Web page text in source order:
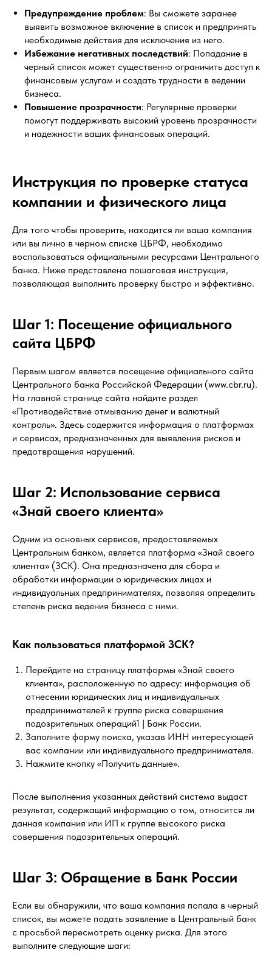
Предупреждение проблем: Вы сможете заранее
выявить возможное включение в список и предпринять
необходимые действия для исключения из него.
Избежание негативных последствий: Попадание в
черный список может существенно ограничить доступ к
финансовым услугам и создать трудности в ведении
бизнеса.
Повышение прозрачности: Регулярные проверки
помогут поддерживать высокий уровень прозрачности
и надежности ваших финансовых операций.
Инструкция по проверке статуса
компании и физического лица
Для того чтобы проверить, находится ли ваша компания
или вы лично в черном списке ЦБРФ, необходимо
воспользоваться официальными ресурсами Центрального
банка. Ниже представлена пошаговая инструкция,
позволяющая выполнить проверку быстро и эффективно.
Шаг 1: Посещение официального
сайта ЦБРФ
Первым шагом является посещение официального сайта
Центрального банка Российской Федерации (www.cbr.ru).
На главной странице сайта найдите раздел
«Противодействие отмыванию денег и валютный
контроль». Здесь содержится информация о платформах
и сервисах, предназначенных для выявления рисков и
предотвращения нарушений.
Шаг 2: Использование сервиса
«Знай своего клиента»
Одним из основных сервисов, предоставляемых
Центральным банком, является платформа «Знай своего
клиента» (ЗСК). Она предназначена для сбора и
обработки информации о юридических лицах и
индивидуальных предпринимателях, позволяя определить
степень риска ведения бизнеса с ними.
Как пользоваться платформой ЗСК?
Перейдите на страницу платформы «Знай своего
клиента», расположенную по адресу: информация об
отнесении юридических лиц и индивидуальных
предпринимателей к группе риска совершения
подозрительных операций1 | Банк России.
Заполните форму поиска, указав ИНН интересующей
вас компании или индивидуального предпринимателя.
Нажмите кнопку «Получить данные».
После выполнения указанных действий система выдаст
результат, содержащий информацию о том, относится ли
данная компания или ИП к группе высокого риска
совершения подозрительных операций.
Шаг 3: Обращение в Банк России
Если вы обнаружили, что ваша компания попала в черный
список, вы можете подать заявление в Центральный банк
с просьбой пересмотреть оценку риска. Для этого
выполните следующие шаги: